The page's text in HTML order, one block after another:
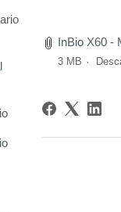
InBio X60 -
3 MB